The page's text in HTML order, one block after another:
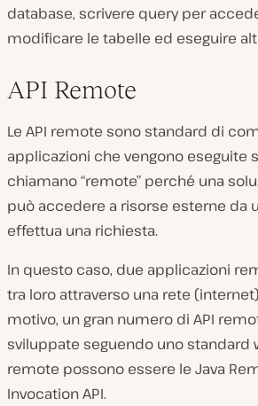
database, scrivere query per
modificare le tabelle ed eseguire
API Remote
Le API remote sono standard di
applicazioni che vengono eseguite
chiamano “remote” perché una
può accedere a risorse esterne da
effettua una richiesta.
In questo caso, due applicazioni
tra loro attraverso una rete
motivo, un gran numero di API
sviluppate seguendo uno standard
remote possono essere le Java
Invocation API.